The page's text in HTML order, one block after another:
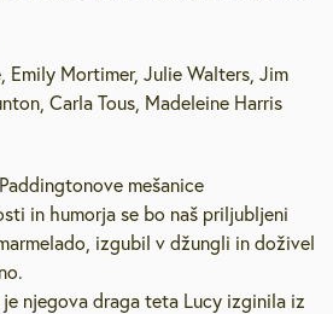
Emily Mortimer, Julie Walters, Jim
Carla Tous, Madeleine Harris
mešanice
in humorja se bo naš priljubljeni
izgubil v džungli in doživel
njegova draga teta Lucy izginila iz